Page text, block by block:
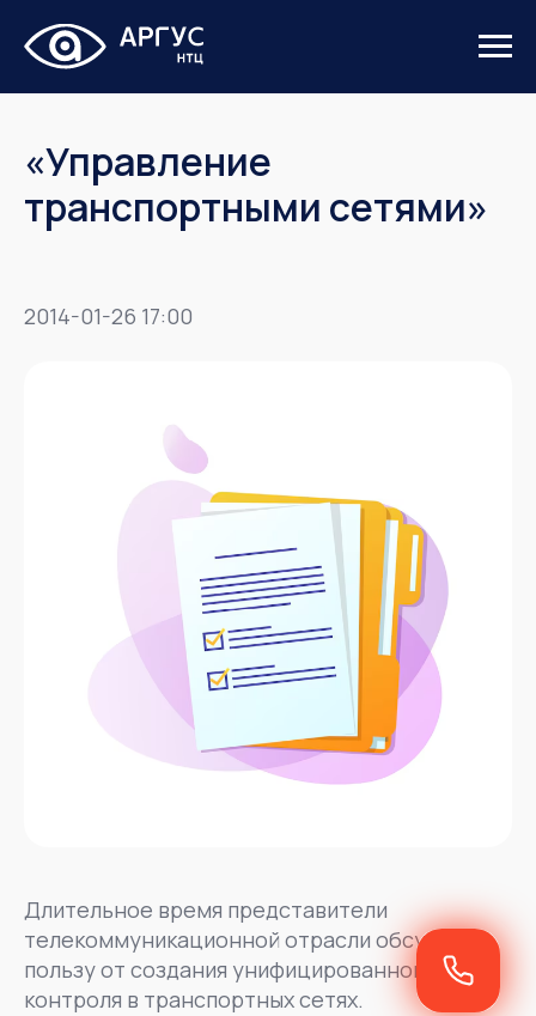
«Управление
транспортными сетями»
2014-01-26 17:00
Длительное время представители
телекоммуникационной отрасли обсуждали
пользу от создания унифицированного
контроля в транспортных сетях.